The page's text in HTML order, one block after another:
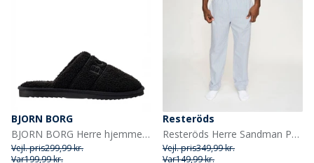
BJORN BORG
BJORN BORG Herre hjemmesko Black Beauty
Vejl. pris299,99 kr.
Var199,99 kr.
Resteröds
Resteröds Herre Sandman Pyjamasbukser Blå
Vejl. pris349,99 kr.
Var149,99 kr.